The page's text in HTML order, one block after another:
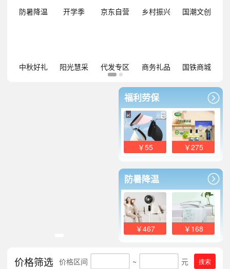
防暑降温 开学季 京东自营 乡村振兴 国潮文创
中秋好礼 阳光慧采 代发专区 商务礼品 国铁商城
福利劳保
￥55 ￥275
防暑降温
￥467 ￥168
价格筛选 价格区间 ~ 元 搜索